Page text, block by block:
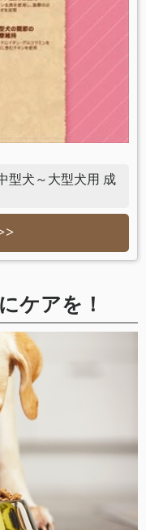
型犬～大型犬用 成
ケアを！